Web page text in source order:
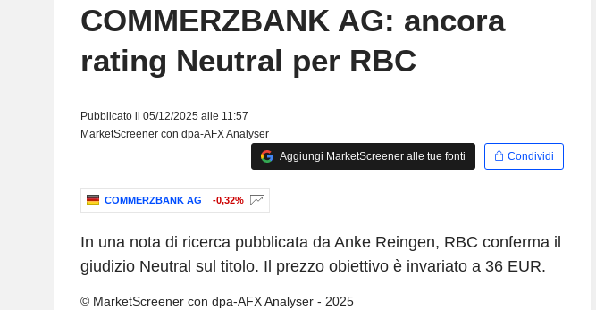
COMMERZBANK AG: ancora
rating Neutral per RBC
Pubblicato il 05/12/2025 alle 11:57
MarketScreener con dpa-AFX Analyser
Aggiungi MarketScreener alle tue fonti
Condividi
COMMERZBANK AG -0,32%
In una nota di ricerca pubblicata da Anke Reingen, RBC conferma il
giudizio Neutral sul titolo. Il prezzo obiettivo è invariato a 36 EUR.
© MarketScreener con dpa-AFX Analyser - 2025